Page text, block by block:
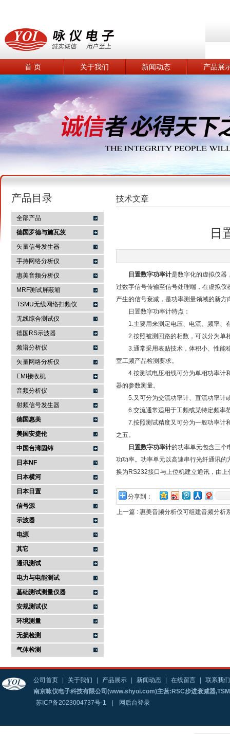
南京咏仪电子科技有限公司
首 页 关于我们 新闻动态 产品展
产品目录
全部产品
德国罗德与施瓦茨
矢量信号发生器
手持网络分析仪
惠美音频分析仪
MRF测试屏蔽箱
TSMU无线网络扫频仪
无线综合测试仪
德国RS示波器
频谱分析仪
矢量网络分析仪
EMI接收机
音频分析仪
射频信号发生器
德国惠美
美国安捷伦
中国台湾固纬
日本NF
日本横河
日本日置
信号源
示波器
电源
其它
通讯测试
电力与电能测试
基础测试测量仪器
安规测试仪
环境测量
无损检测
气体检测
技术文章
日
日置数字功率计是数字化的虚拟仪器
过数字信号传输至信号处理端，在虚拟
产生的信号衰减，是功率测量领域的新方
日置数字功率计特点：
1.主要用来测定电压、电流、频率、
2.按照被测回路的相数，可以分为单相
3.通常采用表贴技术，体积小、性能稳
室工频产品检测要求。
4.按测试电压相线可分为单相功率计和
器的参数测量。
5.又可分为交流功率计、直流功率计
6.交流通常适用于工频或某特定频率
7.按照测试精度又可分为一般功率计和
之五。
日置数字功率计的功率单元包含三个
功功率。功率单元以高速串行光纤通讯
换为RS232接口与上位机建立通讯，由
分享到：
上一篇 : 惠美音频分析仪可组建音频分析
公司首页 关于我们 产品展示 新闻动态 在线留言
联系我们
南京咏仪电子科技有限公司(www.shyoi.com)主营:RSC步进衰减器
苏ICP备2023004737号-1
网后台登录